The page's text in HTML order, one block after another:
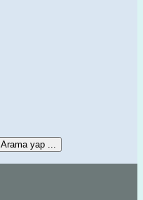
Arama yap ...